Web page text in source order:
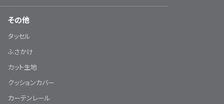
その他
タッセル
ふさかけ
カット生地
クッションカバー
カーテンレール